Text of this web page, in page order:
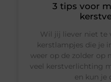
3 tips voor
Wil jij liever niet te
kerstlampjes die je
weer op de zolder op
veel kerstverlichting
en kun je